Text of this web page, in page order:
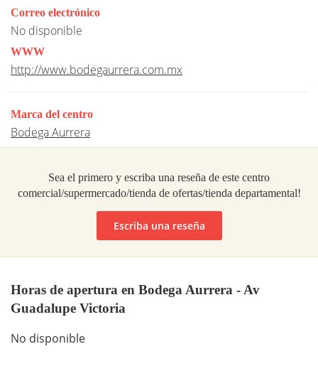
Correo electrónico
No disponible
WWW
http://www.bodegaurrera.com.mx
Marca del centro
Bodega Aurrera
Sea el primero y escriba una reseña de este centro
comercial/supermercado/tienda de ofertas/tienda departamental!
Escriba una reseña
Horas de apertura en Bodega Aurrera - Av
Guadalupe Victoria
No disponible